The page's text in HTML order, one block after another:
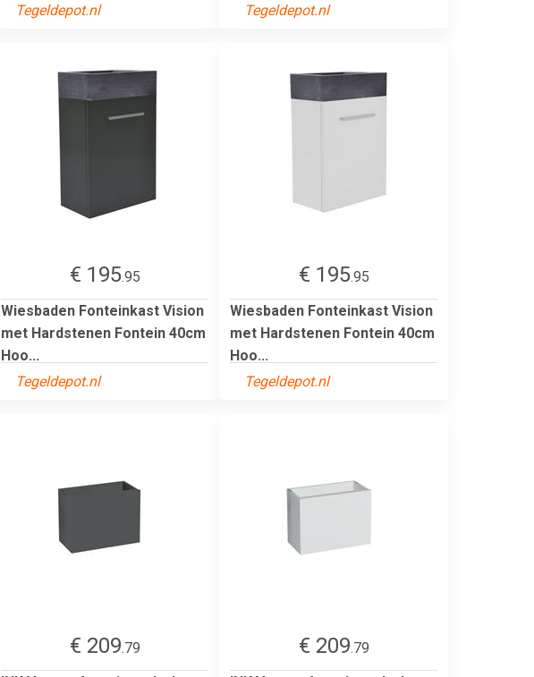
Tegeldepot.nl
Tegeldepot.nl
€ 195.95
Wiesbaden Fonteinkast Vision
met Hardstenen Fontein 40cm
Hoo...
Tegeldepot.nl
€ 195.95
Wiesbaden Fonteinkast Vision
met Hardstenen Fontein 40cm
Hoo...
Tegeldepot.nl
€ 209.79
€ 209.79